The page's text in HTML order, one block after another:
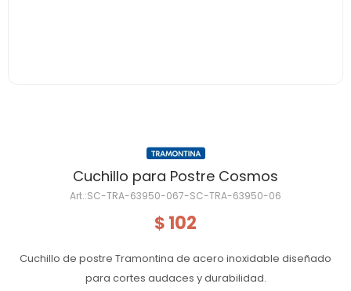
Cuchillo para Postre Cosmos
SC-TRA-63950-067-SC-TRA-63950-06
$ 102
Cuchillo de postre Tramontina de acero inoxidable diseñado
para cortes audaces y durabilidad.